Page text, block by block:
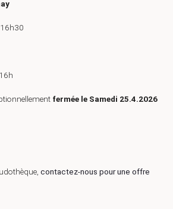
fermée le Samedi 25.4.2026
contactez-nous pour une offre